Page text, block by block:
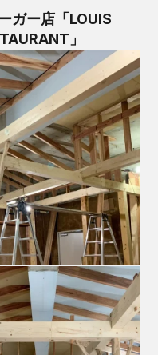
ガー店「LOUIS
」